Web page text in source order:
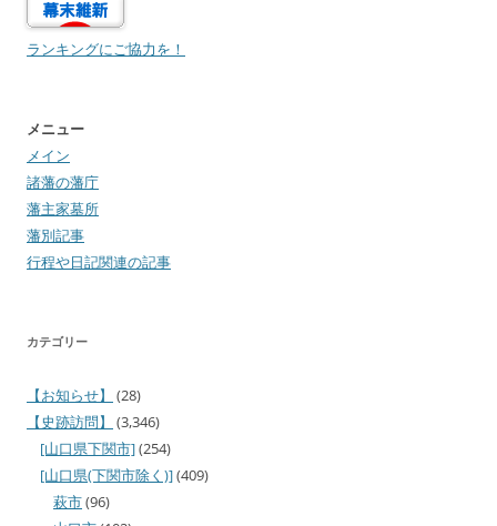
ランキングにご協力を！
メニュー
メイン
諸藩の藩庁
藩主家墓所
藩別記事
行程や日記関連の記事
カテゴリー
【お知らせ】
(28)
【史跡訪問】
(3,346)
[山口県下関市](254)
[山口県(下関市除く)](409)
萩市(96)